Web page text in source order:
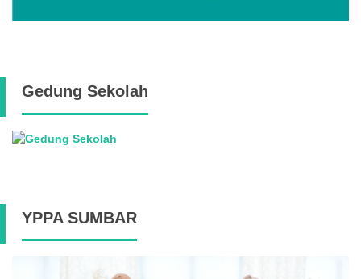
Gedung Sekolah
YPPA SUMBAR